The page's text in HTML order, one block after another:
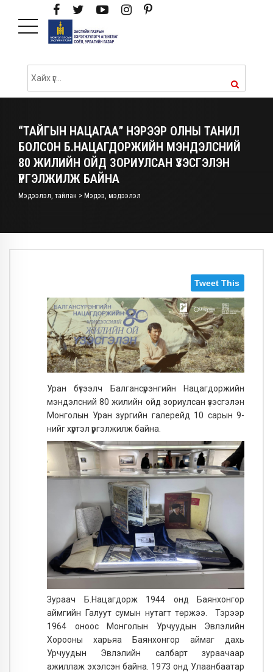
“ТАЙГЫН НАЦАГАА” НЭРЭЭР ОЛНЫ ТАНИЛ
БОЛСОН Б.НАЦАГДОРЖИЙН МЭНДЭЛСНИЙ
80 ЖИЛИЙН ОЙД ЗОРИУЛСАН ҮЗЭСГЭЛЭН
ҮРГЭЛЖИЛЖ БАЙНА
Мэдээлэл, тайлан > Мэдээ, мэдээлэл
Tweet This
Уран бүтээлч Балгансүрэнгийн Нацагдоржийн
мэндэлсний 80 жилийн ойд зориулсан үзэсгэлэн
Монголын Уран зургийн галерейд 10 сарын 9-
нийг хүртэл үргэлжилж байна.
Зураач Б.Нацагдорж 1944 онд Баянхонгор
аймгийн Галуут сумын нутагт төржээ. Тэрээр
1964 оноос Монголын Урчуудын Эвлэлийн
Хорооны харьяа Баянхонгор аймаг дахь
Урчуудын Эвлэлийн салбарт зураачаар
ажиллаж эхэлсэн байна. 1973 онд Улаанбаатар